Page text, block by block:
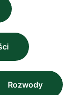
Rozwody